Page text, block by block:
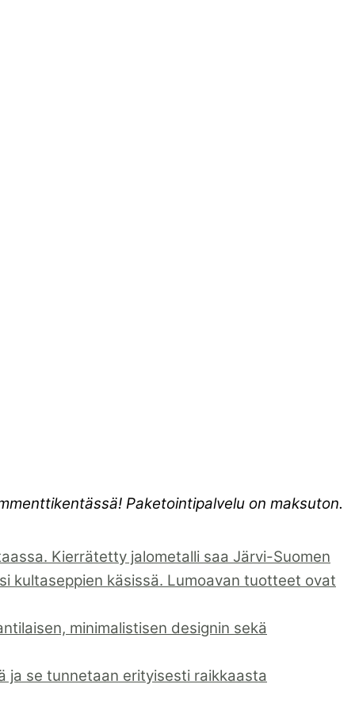
Paketointipalvelu on maksuton.
Kierrätetty jalometalli saa Järvi-Suomen
kultaseppien käsissä. Lumoavan tuotteet ovat
minimalistisen designin sekä
ja se tunnetaan erityisesti raikkaasta